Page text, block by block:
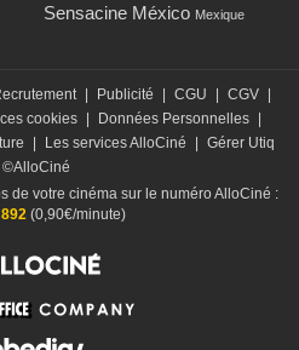
Sensacine México Mexique
| Publicité | CGU | CGV |
cookies | Données Personnelles |
| Les services AlloCiné | Gérer Utiq
©AlloCiné
de votre cinéma sur le numéro AlloCiné :
(0,90€/minute)